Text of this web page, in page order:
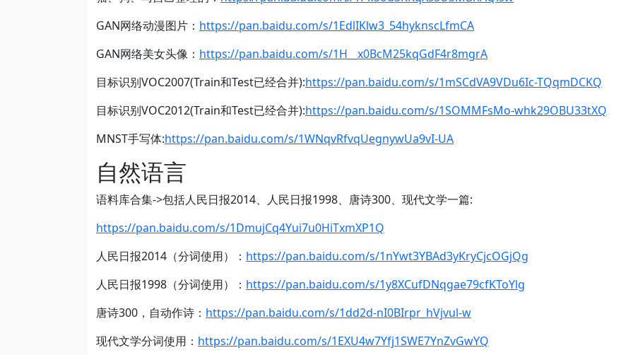
GAN网络动漫图片： https://pan.baidu.com/s/1EdlIKlw3_54hyknscLfmCA
GAN网络美女头像： https://pan.baidu.com/s/1H__x0BcM25kqGdF4r8mgrA
目标识别VOC2007(Train和Test已经合并):https://pan.baidu.com/s/1mSCdVA9VDu6Ic-TQqmDCKQ
目标识别VOC2012(Train和Test已经合并):https://pan.baidu.com/s/1SOMMFsMo-whk29OBU33tXQ
MNST手写体:https://pan.baidu.com/s/1WNqvRfvqUegnywUa9vI-UA
自然语言
语料库合集->包括人民日报2014、人民日报1998、唐诗300、现代文学一篇:
https://pan.baidu.com/s/1DmujCq4Yui7u0HiTxmXP1Q
人民日报2014（分词使用）： https://pan.baidu.com/s/1nYwt3YBAd3yKryCjcOGjQg
人民日报1998（分词使用）： https://pan.baidu.com/s/1y8XCufDNqgae79cfKToYlg
唐诗300，自动作诗： https://pan.baidu.com/s/1dd2d-nI0BIrpr_hVjvul-w
现代文学分词使用： https://pan.baidu.com/s/1EXU4w7Yfj1SWE7YnZvGwYQ